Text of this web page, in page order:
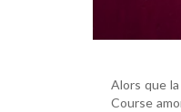
Alors que
Course